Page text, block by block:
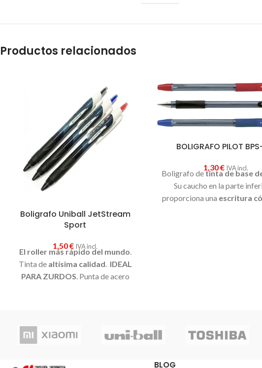
Productos relacionados
Boligrafo Uniball JetStream
Sport
1,50€ IVA incl.
El roller más rápido del mundo.
Tinta de altísima calidad. IDEAL
PARA ZURDOS. Punta de acero
plástico. Su exclusiva tinta hace que la
escritura sea tan cómoda que el
Ideal para coger apuntes con
BOLIGRAFO PILOT
1,30€ IVA incl.
Boligrafo detinta de base
Su caucho en la parte
proporciona una escritura
BLOG